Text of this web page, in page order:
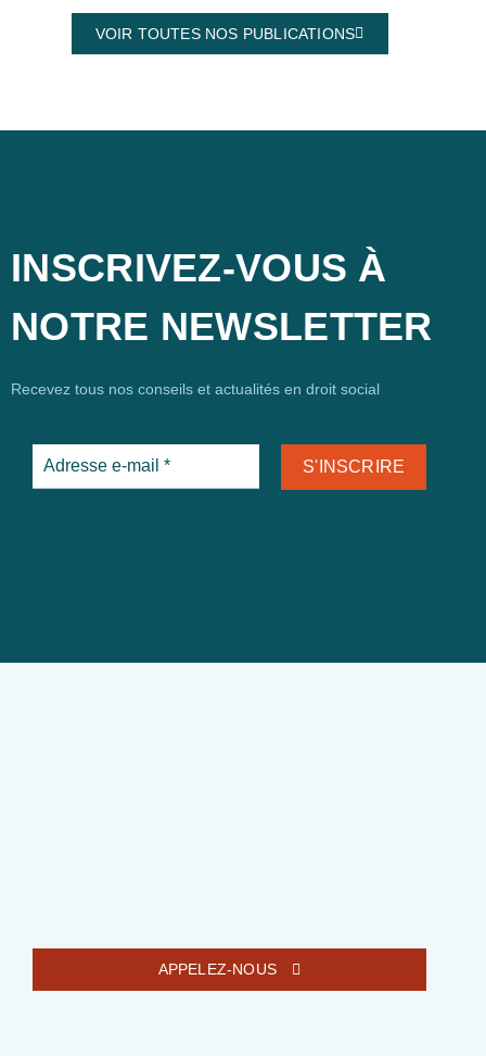
VOIR TOUTES NOS PUBLICATIONS
INSCRIVEZ-VOUS À
NOTRE NEWSLETTER
Recevez tous nos conseils et actualités en droit social
APPELEZ-NOUS